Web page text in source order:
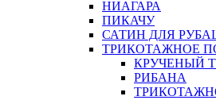
НИАГАРА
ПИКАЧУ
САТИН ДЛЯ
ТРИКОТАЖНОЕ
КРУЧЕНЫЙ
РИБАНА